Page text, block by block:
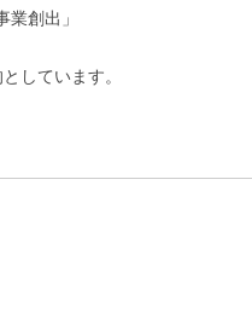
創出」
しています。